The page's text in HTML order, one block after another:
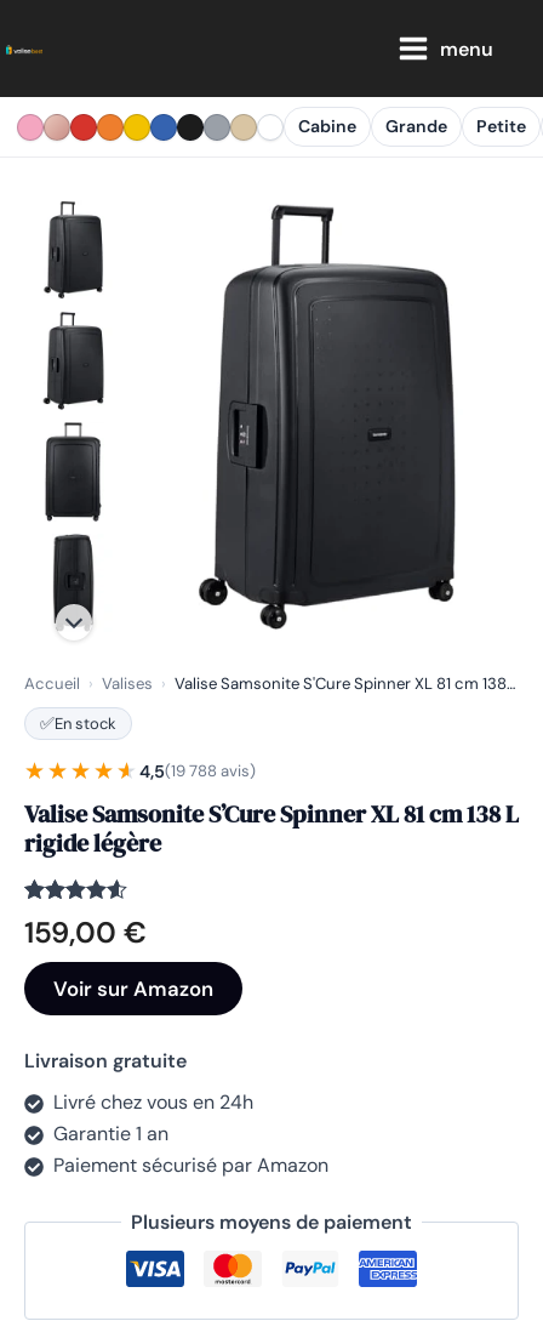
au
menu
Cabine Grande Petite
Accueil › Valises › Valise Samsonite S'Cure Spinner XL 81 cm 138…
✅En stock
★★★★★
★★★★★ 4,5(19 788 avis)
Valise Samsonite S’Cure Spinner XL 81 cm 138 L
rigide légère
Noté
4.5
sur 5
19788
notations
client
159,00 €
Voir sur Amazon
Livraison gratuite
Livré chez vous en 24h
Garantie 1 an
Paiement sécurisé par Amazon
Plusieurs moyens de paiement